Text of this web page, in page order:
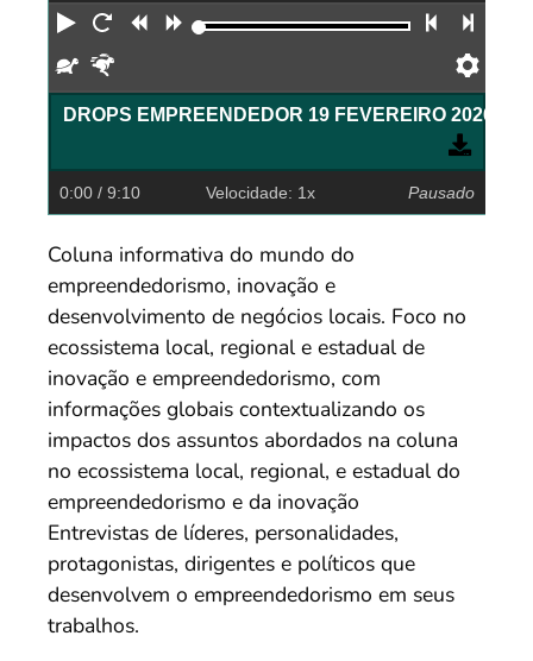
Reproduzir
Reiniciar
Retroceder
Avançar Faixa
Devagar
0:00 / 9:10 Velocidade: 1x Pausado
Coluna informativa do mundo do
empreendedorismo, inovação e
desenvolvimento de negócios locais. Foco no
ecossistema local, regional e estadual de
inovação e empreendedorismo, com
informações globais contextualizando os
impactos dos assuntos abordados na coluna
no ecossistema local, regional, e estadual do
empreendedorismo e da inovação
Entrevistas de líderes, personalidades,
protagonistas, dirigentes e políticos que
desenvolvem o empreendedorismo em seus
trabalhos.